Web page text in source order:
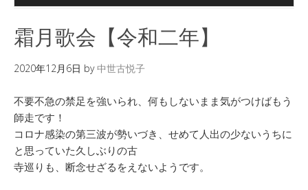
霜月歌会【令和二年】
2020年12月6日 by中世古悦子
不要不急の禁足を強いられ、何もしないまま気がつけばもう
師走です！
コロナ感染の第三波が勢いづき、せめて人出の少ないうちに
と思っていた久しぶりの古
寺巡りも、断念せざるをえないようです。